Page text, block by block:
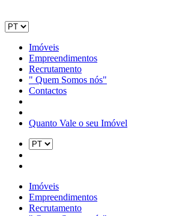
Imóveis
Empreendimentos
Recrutamento
" Quem Somos nós"
Contactos
Quanto Vale o seu Imóvel
Imóveis
Empreendimentos
Recrutamento